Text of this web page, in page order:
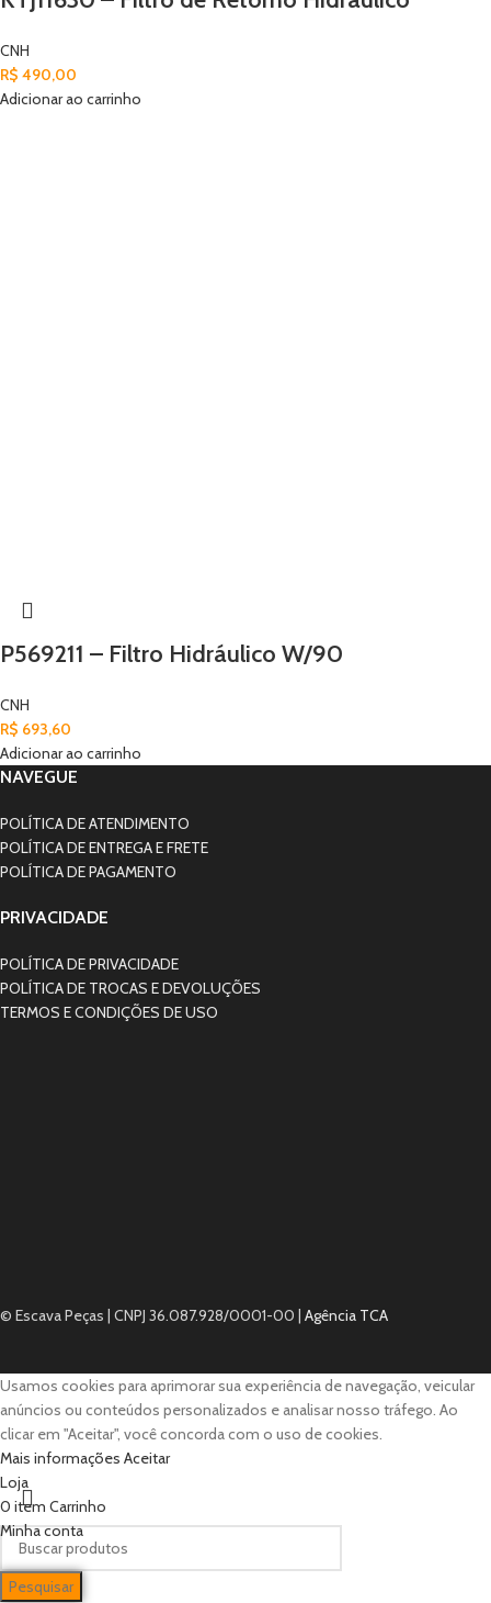
CNH
R$ 490,00
Adicionar ao carrinho
P569211 – Filtro Hidráulico W/90
CNH
R$ 693,60
Adicionar ao carrinho
NAVEGUE
POLÍTICA DE ATENDIMENTO
POLÍTICA DE ENTREGA E FRETE
POLÍTICA DE PAGAMENTO
PRIVACIDADE
POLÍTICA DE PRIVACIDADE
POLÍTICA DE TROCAS E DEVOLUÇÕES
TERMOS E CONDIÇÕES DE USO
© Escava Peças | CNPJ 36.087.928/0001-00 | Agência TCA
Usamos cookies para aprimorar sua experiência de navegação, veicular
anúncios ou conteúdos personalizados e analisar nosso tráfego. Ao
clicar em "Aceitar", você concorda com o uso de cookies.
Mais informações Aceitar
Pesquisar
Loja
0 item Carrinho
Minha conta